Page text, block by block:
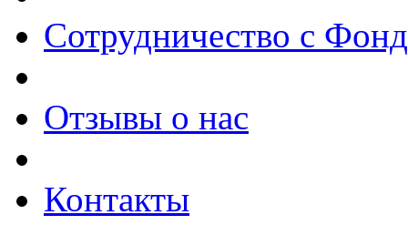
Сотрудничество с
Отзывы о нас
Контакты